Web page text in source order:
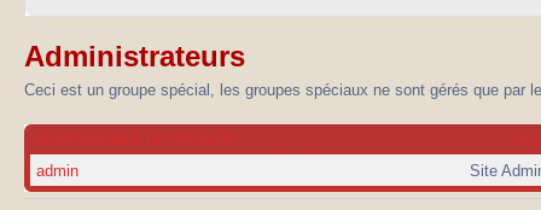
Administrateurs
Ceci est un groupe spécial, les groupes spéciaux ne sont gérés que par
RESPONSABLE DU GROUPE
Site
admin